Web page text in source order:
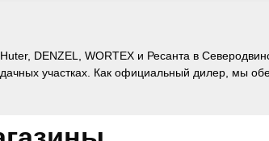
DENZEL, WORTEX и Ресанта в
участках. Как официальный дилер, мы